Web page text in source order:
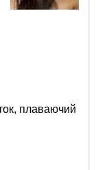
плаваючий